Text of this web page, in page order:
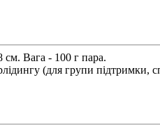
Вага - 100 г пара.
(для групи підтримки,